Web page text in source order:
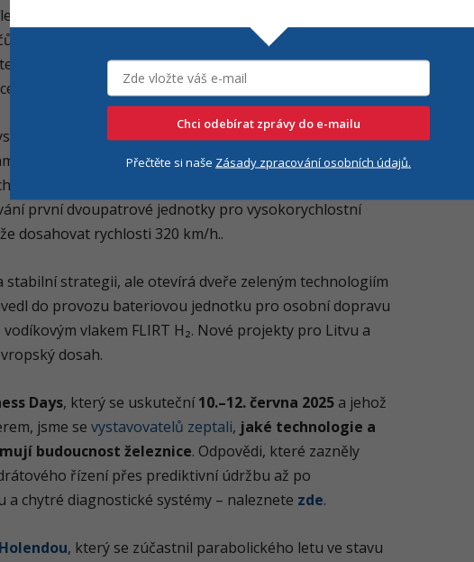
Působí jako integrátor moderních vlakových systémů –
až po ovládání dveřních systémů pro České dráhy. Firma
zázemí a vybudovala vlastní testovací centrum
dopravy a dodavatel systému ETCS v
zapojit do výstavby nových tratí. Už testuje
Traxx MS3 je špičkou mezi moderními lokomotivami.
první dvoupatrové jednotky pro vysokorychlostní
dosahovat rychlosti 320 km/h..
stabilní strategii, ale otevírá dveře zeleným technologiím
do provozu bateriovou jednotku pro osobní dopravu
vlakem FLIRT H₂. Nové projekty pro Litvu a
dosah.
Days, který se uskuteční10.–12. června 2025 a jehož
jsme se vystavovatelů zeptali, jaké technologie a
budoucnost železnice. Odpovědi, které zazněly
řízení přes prediktivní údržbu až po
chytré diagnostické systémy – naleznete zde.
, který se zúčastnil parabolického letu ve stavu
Chci odebírat zprávy do e-mailu
Přečtěte si naše Zásady zpracování osobních údajů.